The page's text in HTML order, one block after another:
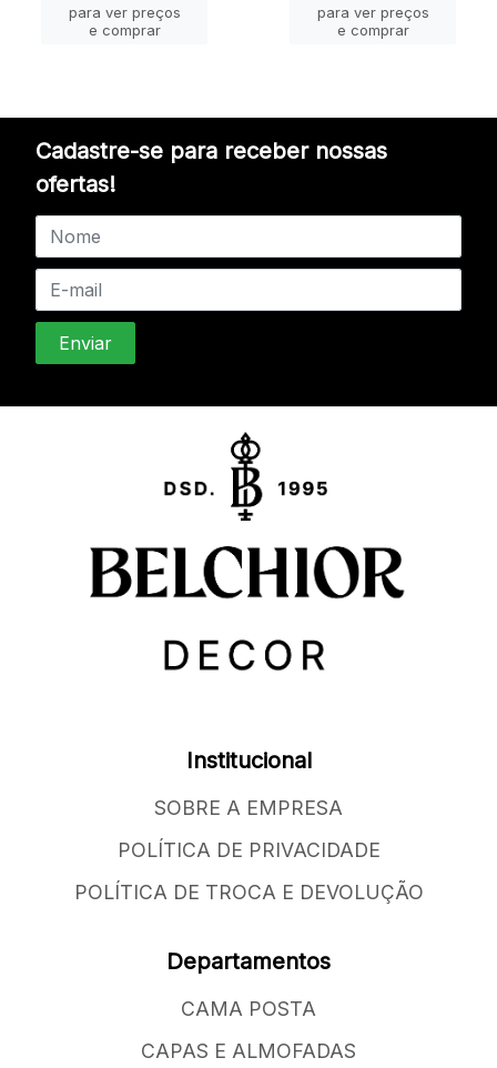
para ver preços
e comprar
para ver preços
e comprar
Cadastre-se para receber nossas
ofertas!
Institucional
SOBRE A EMPRESA
POLÍTICA DE PRIVACIDADE
POLÍTICA DE TROCA E DEVOLUÇÃO
Departamentos
CAMA POSTA
CAPAS E ALMOFADAS